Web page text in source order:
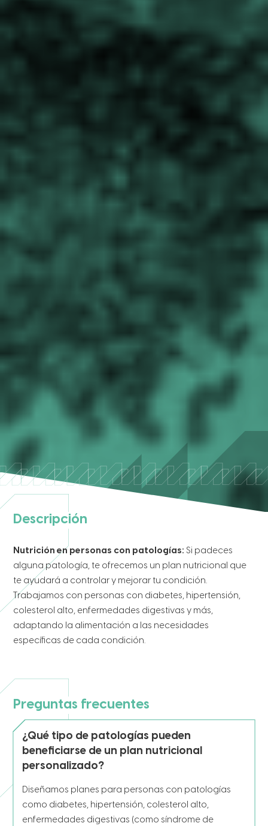
Descripción
Nutrición en personas con patologías: Si padeces
alguna patología, te ofrecemos un plan nutricional que
te ayudará a controlar y mejorar tu condición.
Trabajamos con personas con diabetes, hipertensión,
colesterol alto, enfermedades digestivas y más,
adaptando la alimentación a las necesidades
específicas de cada condición.
Preguntas frecuentes
¿Qué tipo de patologías pueden
beneficiarse de un plan nutricional
personalizado?
Diseñamos planes para personas con patologías
como diabetes, hipertensión, colesterol alto,
enfermedades digestivas (como síndrome de